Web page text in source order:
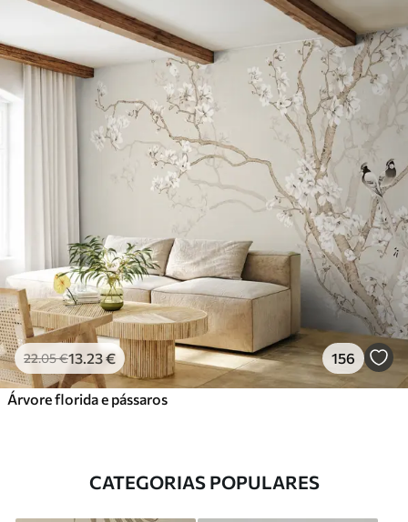
22.05€13 .23€ 156
Árvore florida e pássaros
CATEGORIAS POPULARES